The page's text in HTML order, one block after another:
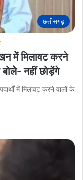
छत्तीसगढ़
में मिलावट करने
बोले- नहीं छोड़ेंगे
में मिलावट करने वालों के